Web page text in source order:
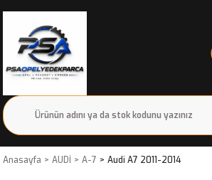
Anasayfa AUDİ A-7 Audi A7 2011-2014